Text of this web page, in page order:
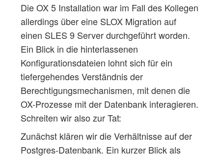
Die OX 5 Installation war im Fall des Kollegen
allerdings über eine SLOX Migration auf
einen SLES 9 Server durchgeführt worden.
Ein Blick in die hinterlassenen
Konfigurationsdateien lohnt sich für ein
tiefergehendes Verständnis der
Berechtigungsmechanismen, mit denen die
OX-Prozesse mit der Datenbank interagieren.
Schreiten wir also zur Tat:
Zunächst klären wir die Verhältnisse auf der
Postgres-Datenbank. Ein kurzer Blick als